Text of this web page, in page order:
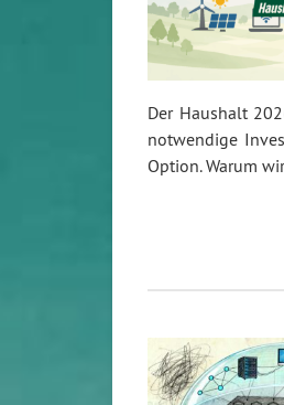
Der Haushalt
notwendige
Option. Warum